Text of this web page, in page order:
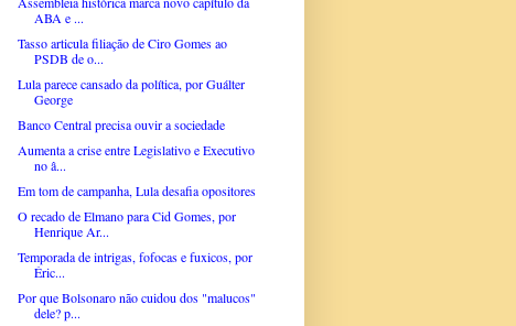
ABA e ...
Tasso articula filiação de Ciro Gomes ao
PSDB de o...
Lula parece cansado da política, por Guálter
George
Banco Central precisa ouvir a sociedade
Aumenta a crise entre Legislativo e Executivo
no â...
Em tom de campanha, Lula desafia opositores
O recado de Elmano para Cid Gomes, por
Henrique Ar...
Temporada de intrigas, fofocas e fuxicos, por
Éric...
Por que Bolsonaro não cuidou dos "malucos"
dele? p...